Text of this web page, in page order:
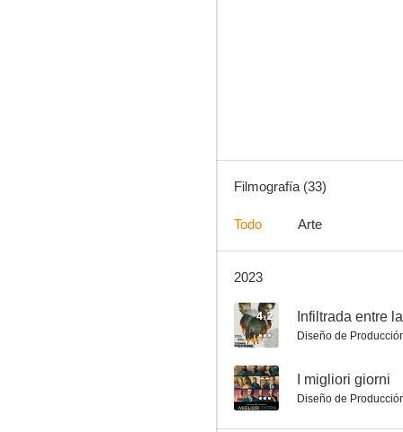
Filmografía (33)
Todo Arte
2023
4.2 Infiltrada entre
Diseño de
-- I migliori giorni
Diseño de